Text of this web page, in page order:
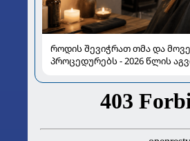
როდის შევიჭრათ თმა და
პროცედურებს - 2026 წლის